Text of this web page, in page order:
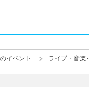
イベント ライブ・音楽